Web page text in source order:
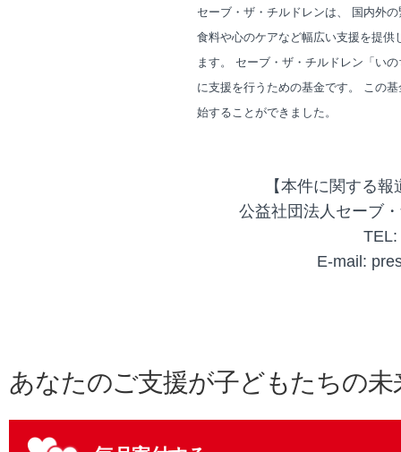
セーブ・ザ・チルドレンは、 国内外
食料や心のケアなど幅広い支援を提
ます。 セーブ・ザ・チルドレン「い
に支援を行うための基金です。 この
始することができました。
【本件に関する
公益社団法人セーブ
E-mail:
あなたのご支援が子どもたちの